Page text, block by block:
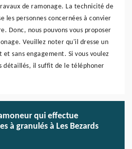
de ramonage. La technicité de
les personnes concernées à convier
Donc, nous pouvons vous proposer
Veuillez noter qu'il dresse un
sans engagement. Si vous voulez
détaillés, il suffit de le téléphoner
qui effectue
à granulés à Les Bezards